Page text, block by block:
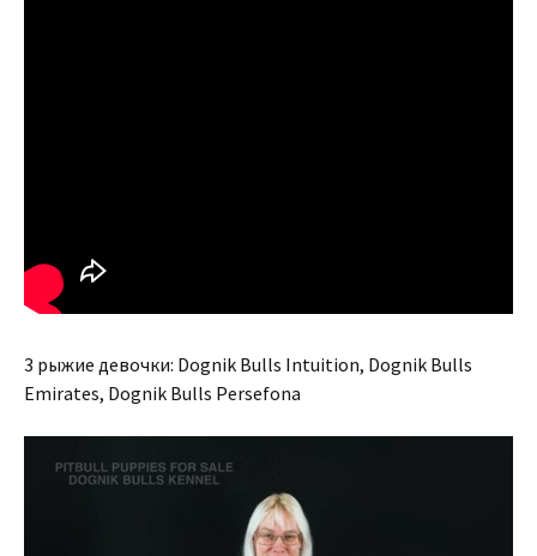
3 рыжие девочки: Dognik Bulls Intuition, Dognik Bulls
Emirates, Dognik Bulls Persefona